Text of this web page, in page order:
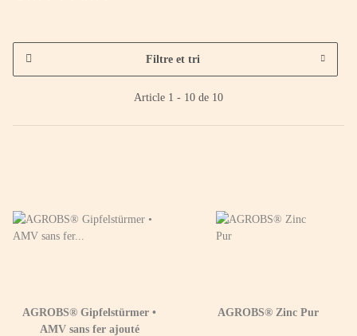
Filtre et tri
Article 1 - 10 de 10
AGROBS® Gipfelstürmer •
AMV sans fer ajouté
AGROBS® Zinc Pur